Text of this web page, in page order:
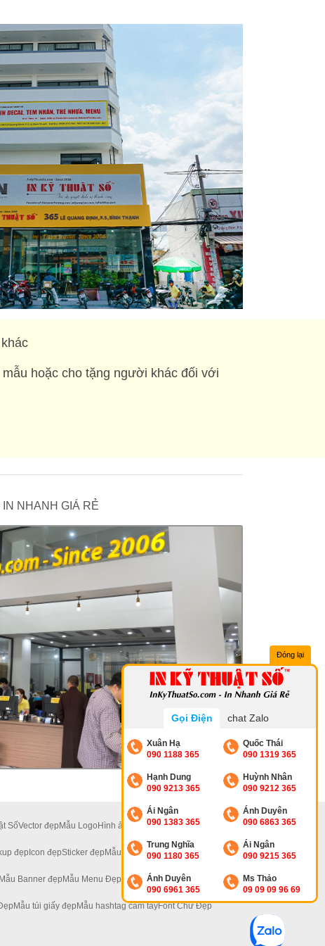
Đóng lại
Gọi Điện chat Zalo
Xuân Hạ
090 1188 365
Quốc Thái
090 1319 365
Hạnh Dung
090 9213 365
Huỳnh Nhân
090 9212 365
Ái Ngân
090 1383 365
Ánh Duyên
090 6863 365
Trung Nghĩa
090 1180 365
Ái Ngân
090 9215 365
Ánh Duyên
090 6961 365
Ms Thảo
09 09 09 96 69
hoặc cho tặng người khác đối với
IN NHANH GIÁ RẺ
SốVector đẹpMẫu LogoHình ảnh đẹpẢnh 4KẢnh Hoa
đẹpIcon đẹpSticker đẹpMẫu Standee Đẹp
Mẫu Banner đẹpMẫu Menu Đẹp Mẫu Tờ Rơi Đẹp
Mẫu túi giấy đẹpMẫu hashtag cầm tayFont Chữ Đẹp